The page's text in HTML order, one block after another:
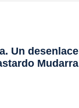
Un desenlace
Mudarra